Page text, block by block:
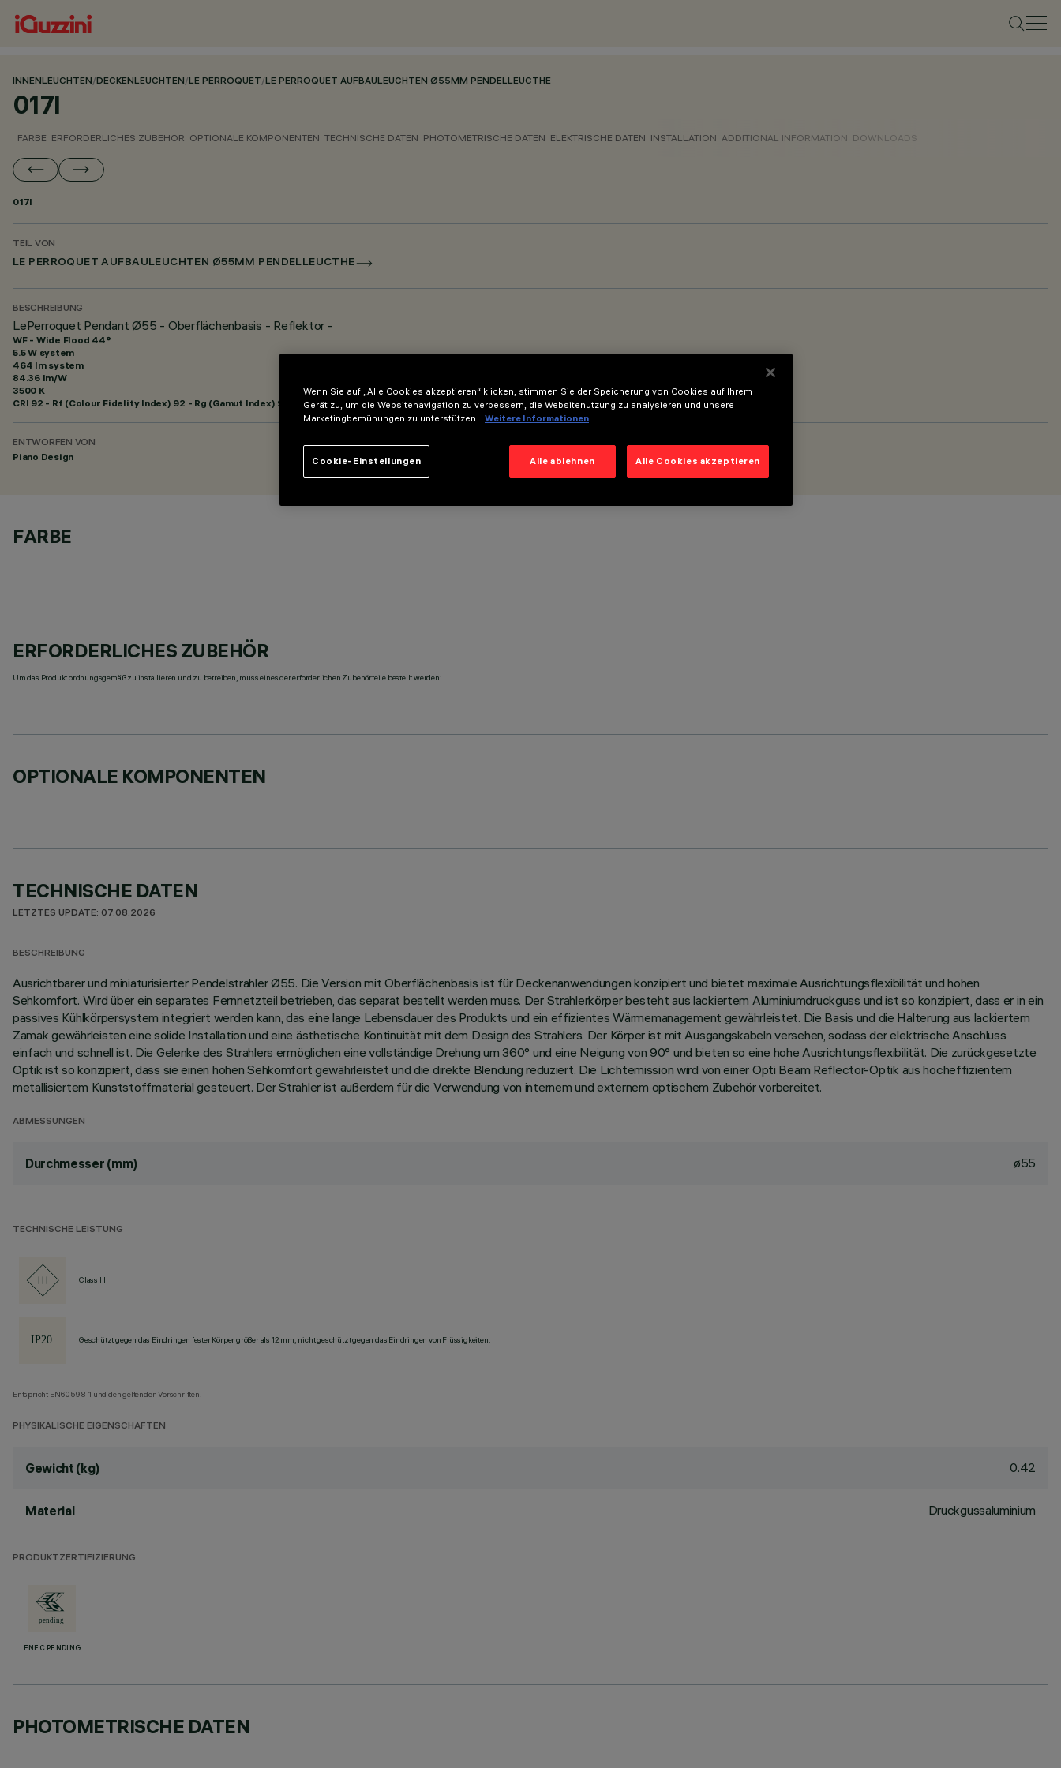
INNENLEUCHTEN/DECKENLEUCHTEN/LE PERROQUET/LE PERROQUET AUFBAULEUCHTEN Ø55MM PENDELLEUCTHE
017I
FARBE ERFORDERLICHES ZUBEHÖR OPTIONALE KOMPONENTEN TECHNISCHE DATEN PHOTOMETRISCHE DATEN ELEKTRISCHE DATEN INSTALLATION ADDITIONAL INFORMATION DOWNLOADS
017I
TEIL VON
LE PERROQUET AUFBAULEUCHTEN Ø55MM PENDELLEUCTHE
BESCHREIBUNG
LePerroquet Pendant Ø55 - Oberflächenbasis - Reflektor -
WF - Wide Flood 44°
5.5 W system
464 lm system
84.36 lm/W
3500 K
CRI 92 - Rf (Colour Fidelity Index) 92 - Rg (Gamut Index) 99
ENTWORFEN VON
Piano Design
FARBE
ERFORDERLICHES ZUBEHÖR
Um das Produkt ordnungsgemäß zu installieren und zu betreiben, muss eines der erforderlichen Zubehörteile bestellt werden:
OPTIONALE KOMPONENTEN
TECHNISCHE DATEN
LETZTES UPDATE: 07.08.2026
BESCHREIBUNG
Ausrichtbarer und miniaturisierter Pendelstrahler Ø55. Die Version mit Oberflächenbasis ist für Deckenanwendungen konzipiert und bietet maximale Ausrichtungsflexibilität und hohen
Sehkomfort. Wird über ein separates Fernnetzteil betrieben, das separat bestellt werden muss. Der Strahlerkörper besteht aus lackiertem Aluminiumdruckguss und ist so konzipiert, dass er in ein
passives Kühlkörpersystem integriert werden kann, das eine lange Lebensdauer des Produkts und ein effizientes Wärmemanagement gewährleistet. Die Basis und die Halterung aus lackiertem
Zamak gewährleisten eine solide Installation und eine ästhetische Kontinuität mit dem Design des Strahlers. Der Körper ist mit Ausgangskabeln versehen, sodass der elektrische Anschluss
einfach und schnell ist. Die Gelenke des Strahlers ermöglichen eine vollständige Drehung um 360° und eine Neigung von 90° und bieten so eine hohe Ausrichtungsflexibilität. Die zurückgesetzte
Optik ist so konzipiert, dass sie einen hohen Sehkomfort gewährleistet und die direkte Blendung reduziert. Die Lichtemission wird von einer Opti Beam Reflector-Optik aus hocheffizientem
metallisiertem Kunststoffmaterial gesteuert. Der Strahler ist außerdem für die Verwendung von internem und externem optischem Zubehör vorbereitet.
ABMESSUNGEN
Durchmesser (mm) ø55
TECHNISCHE LEISTUNG
Class III
Geschützt gegen das Eindringen fester Körper größer als 12 mm, nicht geschützt gegen das Eindringen von Flüssigkeiten.
Entspricht EN60598-1 und den geltenden Vorschriften.
PHYSIKALISCHE EIGENSCHAFTEN
Gewicht (kg) 0.42
Material Druckgussaluminium
PRODUKTZERTIFIZIERUNG
ENEC PENDING
PHOTOMETRISCHE DATEN
Wenn Sie auf „Alle Cookies akzeptieren“ klicken, stimmen Sie der Speicherung von Cookies auf Ihrem
Gerät zu, um die Websitenavigation zu verbessern, die Websitenutzung zu analysieren und unsere
Marketingbemühungen zu unterstützen.
Weitere Informationen
Alle ablehnen Alle Cookies akzeptieren
Cookie-Einstellungen